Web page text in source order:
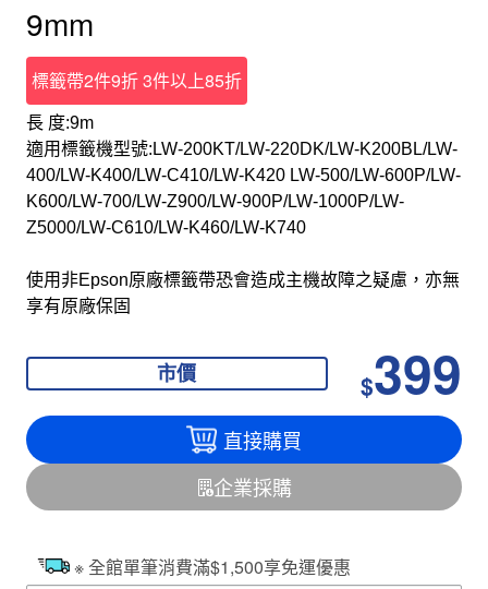
9mm
標籤帶2件9折 3件以上85折
長 度:9m
適用標籤機型號:LW-200KT/LW-220DK/LW-K200BL/LW-
400/LW-K400/LW-C410/LW-K420 LW-500/LW-600P/LW-
K600/LW-700/LW-Z900/LW-900P/LW-1000P/LW-
Z5000/LW-C610/LW-K460/LW-K740
使用非Epson原廠標籤帶恐會造成主機故障之疑慮，亦無
享有原廠保固
市價 $399
直接購買
企業採購
※ 全館單筆消費滿$1,500享免運優惠